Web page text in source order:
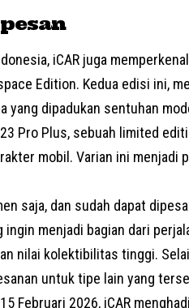
iCAR juga
Edition. Kedua edisi ini,
dipadukan sentuhan
Pro Plus, sebuah limited
mobil. Varian ini menjadi
saja, dan sudah dapat
menjadi bagian dari
nilai kolektibilitas tinggi.
untuk tipe lain yang
Februari 2026, iCAR